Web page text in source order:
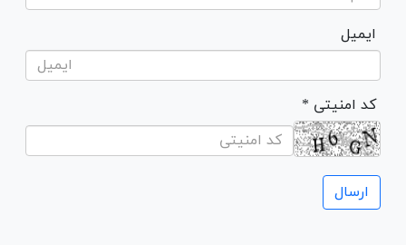
ایمیل
* کد امنیتی